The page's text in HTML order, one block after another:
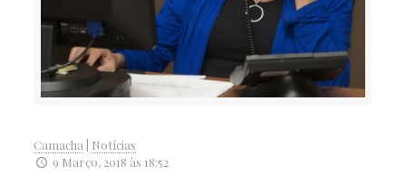
Camacha
Notícias
9 Março, 2018 às 18:52